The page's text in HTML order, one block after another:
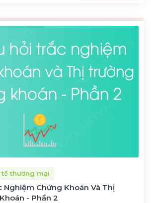
tế thương mại
Nghiệm Chứng Khoán Và Thị
- Phần 2